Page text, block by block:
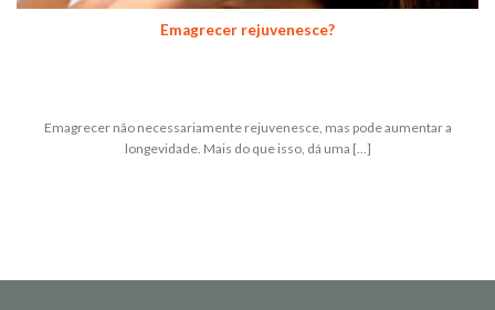
Emagrecer rejuvenesce?
Emagrecer não necessariamente rejuvenesce, mas pode aumentar a
longevidade. Mais do que isso, dá uma [...]